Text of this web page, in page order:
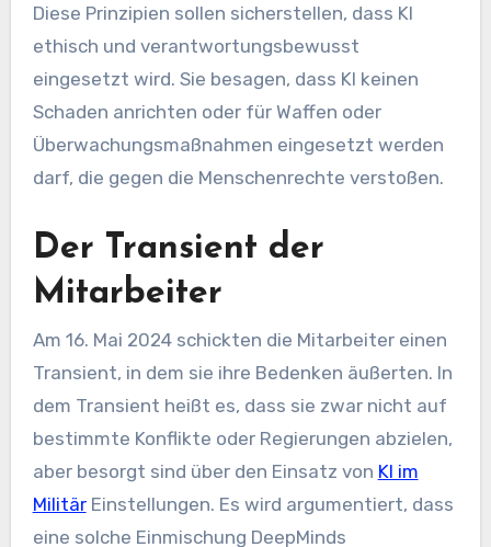
Diese Prinzipien sollen sicherstellen, dass KI
ethisch und verantwortungsbewusst
eingesetzt wird. Sie besagen, dass KI keinen
Schaden anrichten oder für Waffen oder
Überwachungsmaßnahmen eingesetzt werden
darf, die gegen die Menschenrechte verstoßen.
Der Transient der
Mitarbeiter
Am 16. Mai 2024 schickten die Mitarbeiter einen
Transient, in dem sie ihre Bedenken äußerten. In
dem Transient heißt es, dass sie zwar nicht auf
bestimmte Konflikte oder Regierungen abzielen,
aber besorgt sind über den Einsatz von KI im
MilitärEinstellungen. Es wird argumentiert, dass
eine solche Einmischung DeepMinds